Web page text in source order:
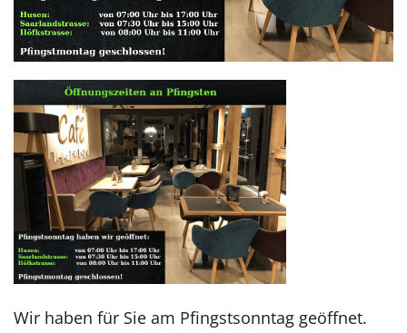
Wir haben für Sie am Pfingstsonntag geöffnet.